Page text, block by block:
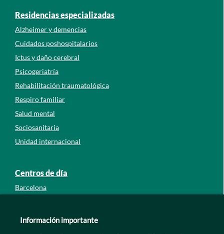
Residencias especializadas
Alzheimer y demencias
Cuidados poshospitalarios
Ictus y daño cerebral
Psicogeriatría
Rehabilitación traumatológica
Respiro familiar
Salud mental
Sociosanitaria
Unidad internacional
Centros de día
Barcelona
León
Información importante